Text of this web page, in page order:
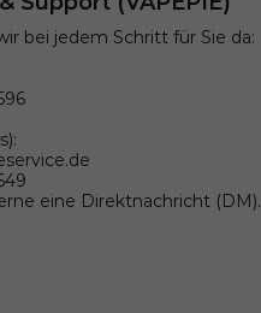
bei jedem Schritt für Sie da:
eine Direktnachricht (DM).